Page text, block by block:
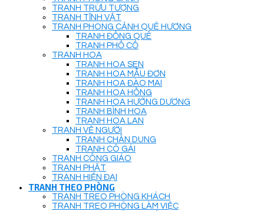
TRANH TRỪU TƯỢNG
TRANH TĨNH VẬT
TRANH PHONG CẢNH QUÊ HƯƠNG
TRANH ĐỒNG QUÊ
TRANH PHỐ CỔ
TRANH HOA
TRANH HOA SEN
TRANH HOA MẪU ĐƠN
TRANH HOA ĐÀO MAI
TRANH HOA HỒNG
TRANH HOA HƯỚNG DƯƠNG
TRANH BÌNH HOA
TRANH HOA LAN
TRANH VẼ NGƯỜI
TRANH CHÂN DUNG
TRANH CÔ GÁI
TRANH CÔNG GIÁO
TRANH PHẬT
TRANH HIỆN ĐẠI
TRANH THEO PHÒNG
TRANH TREO PHÒNG KHÁCH
TRANH TREO PHÒNG LÀM VIỆC